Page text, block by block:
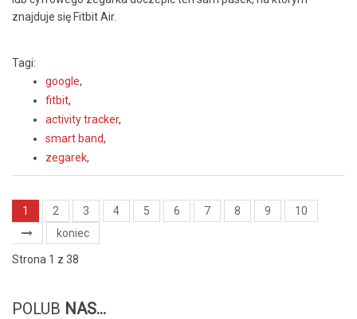
znajduje się Fitbit Air.
Tagi:
google,
fitbit,
activity tracker,
smart band,
zegarek,
1 2 3 4 5 6 7 8 9
10
koniec
Strona 1 z 38
POLUB NAS...